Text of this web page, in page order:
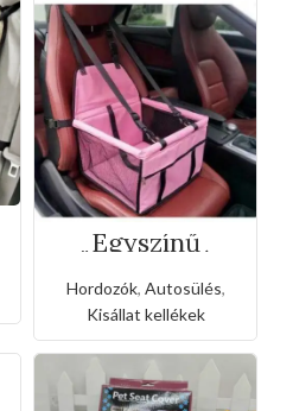
Egyszínű
többfunkciós
hálós auto
biztonsági ülés
Hordozók, Autosülés,
Kisállat kellékek